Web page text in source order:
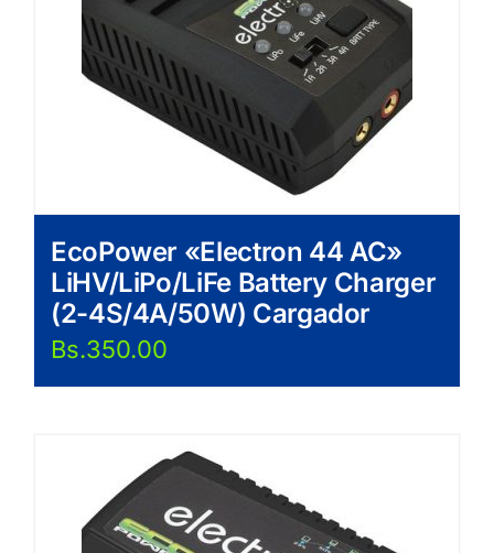
EcoPower «Electron 44 AC»
LiHV/LiPo/LiFe Battery Charger
(2-4S/4A/50W) Cargador
Bs.350.00